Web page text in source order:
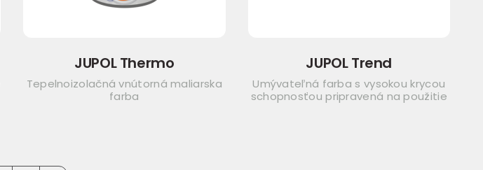
JUPOL Thermo
Tepelnoizolačná vnútorná maliarska
farba
JUPOL Trend
Umývateľná farba s vysokou krycou
schopnosťou pripravená na použitie